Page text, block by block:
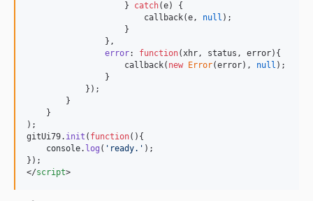
}
catch(e)
{
callback(e, null ) ;
}
} ,
error: function(xhr, status , error) {
callback( new Error(error) , null ) ;
}
} ) ;
}
}
) ;
gitUi79. init ( function( ) {
console. log ( 'ready.' ) ;
} ) ;
</script>